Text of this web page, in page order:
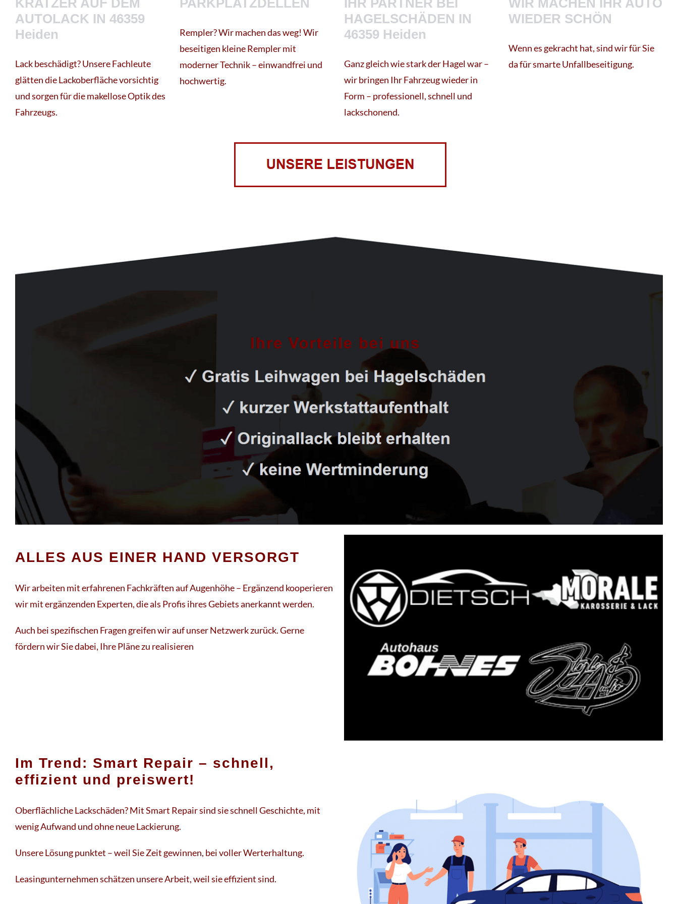
KRATZER AUF DEM
AUTOLACK IN 46359
Heiden
Lack beschädigt? Unsere Fachleute
glätten die Lackoberfläche vorsichtig
und sorgen für die makellose Optik des
Fahrzeugs.
PARKPLATZDELLEN
Rempler? Wir machen das weg! Wir
beseitigen kleine Rempler mit
moderner Technik – einwandfrei und
hochwertig.
IHR PARTNER BEI
HAGELSCHÄDEN IN
46359 Heiden
Ganz gleich wie stark der Hagel war –
wir bringen Ihr Fahrzeug wieder in
Form – professionell, schnell und
lackschonend.
WIR MACHEN IHR AUTO
WIEDER SCHÖN
Wenn es gekracht hat, sind wir für Sie
da für smarte Unfallbeseitigung.
ALLES AUS EINER HAND VERSORGT
Wir arbeiten mit erfahrenen Fachkräften auf Augenhöhe – Ergänzend kooperieren
wir mit ergänzenden Experten, die als Profis ihres Gebiets anerkannt werden.
Auch bei spezifischen Fragen greifen wir auf unser Netzwerk zurück. Gerne
fördern wir Sie dabei, Ihre Pläne zu realisieren
Im Trend: Smart Repair – schnell,
effizient und preiswert!
Oberflächliche Lackschäden? Mit Smart Repair sind sie schnell Geschichte, mit
wenig Aufwand und ohne neue Lackierung.
Unsere Lösung punktet – weil Sie Zeit gewinnen, bei voller Werterhaltung.
Leasingunternehmen schätzen unsere Arbeit, weil sie effizient sind.